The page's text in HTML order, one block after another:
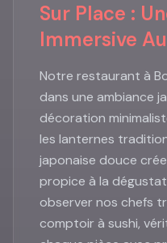
Sur Place :
Immersive
Notre restaurant à
dans une ambiance
décoration
les lanternes
japonaise douce
propice à la
observer nos chefs
comptoir à sushi,